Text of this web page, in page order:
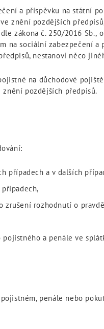
a příspěvku na státní
znění pozdějších
zákona č. 250/2016
na sociální zabezpečení
nestanoví něco
na důchodové
znění pozdějších předpisů.
případech a v dalších
zrušení rozhodnutí o
a penále ve
penále nebo